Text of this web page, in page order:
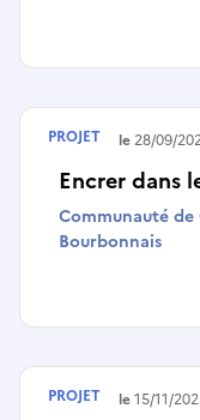
Encrer dans
Communauté de
Bourbonnais
Terminé le28/09/
PROJET
Terminé le15/11/
PROJET